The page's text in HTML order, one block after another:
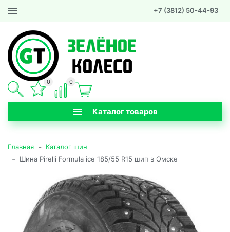
+7 (3812) 50-44-93
Каталог товаров
0 0
Главная - Каталог шин
- Шина Pirelli Formula ice 185/55 R15 шип в Омске